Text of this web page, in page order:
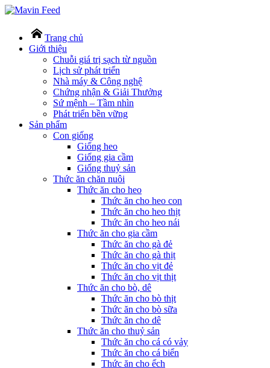
Trang chủ
Giới thiệu
Chuỗi giá trị sạch từ nguồn
Lịch sử phát triển
Nhà máy & Công nghệ
Chứng nhận & Giải Thưởng
Sứ mệnh – Tầm nhìn
Phát triển bền vững
Sản phẩm
Con giống
Giống heo
Giống gia cầm
Giống thuỷ sản
Thức ăn chăn nuôi
Thức ăn cho heo
Thức ăn cho heo con
Thức ăn cho heo thịt
Thức ăn cho heo nái
Thức ăn cho gia cầm
Thức ăn cho gà đẻ
Thức ăn cho gà thịt
Thức ăn cho vịt đẻ
Thức ăn cho vịt thịt
Thức ăn cho bò, dê
Thức ăn cho bò thịt
Thức ăn cho bò sữa
Thức ăn cho dê
Thức ăn cho thuỷ sản
Thức ăn cho cá có vảy
Thức ăn cho cá biển
Thức ăn cho ếch